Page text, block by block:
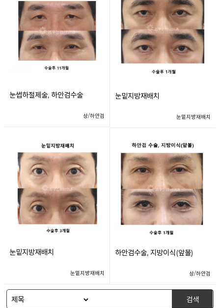
눈썹하절제술, 하안검수술
상/하안검
눈밑지방재배치
눈밑지방재배치
눈밑지방재배치
눈밑지방재배치
하안검수술, 지방이식(앞볼)
상/하안검
검색